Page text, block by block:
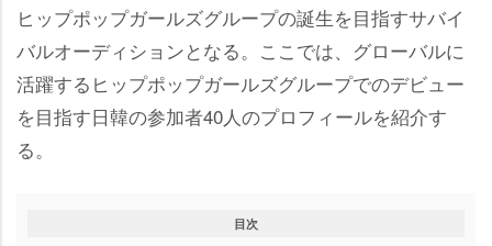
ヒップポップガールズグループの誕生を目指すサバイ
バルオーディションとなる。ここでは、グローバルに
活躍するヒップポップガールズグループでのデビュー
を目指す日韓の参加者40人のプロフィールを紹介す
る。
目次